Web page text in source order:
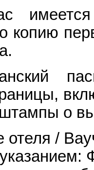
копию
о
отеля /